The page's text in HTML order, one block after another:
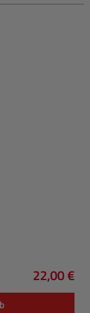
22,00 €